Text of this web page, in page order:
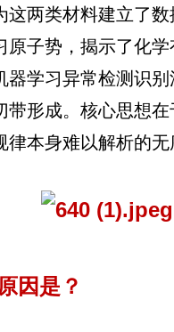
这两类材料建立了
原子势，揭示了化
器学习异常检测识
带形成。核心思想
本身难以解析的
因是？